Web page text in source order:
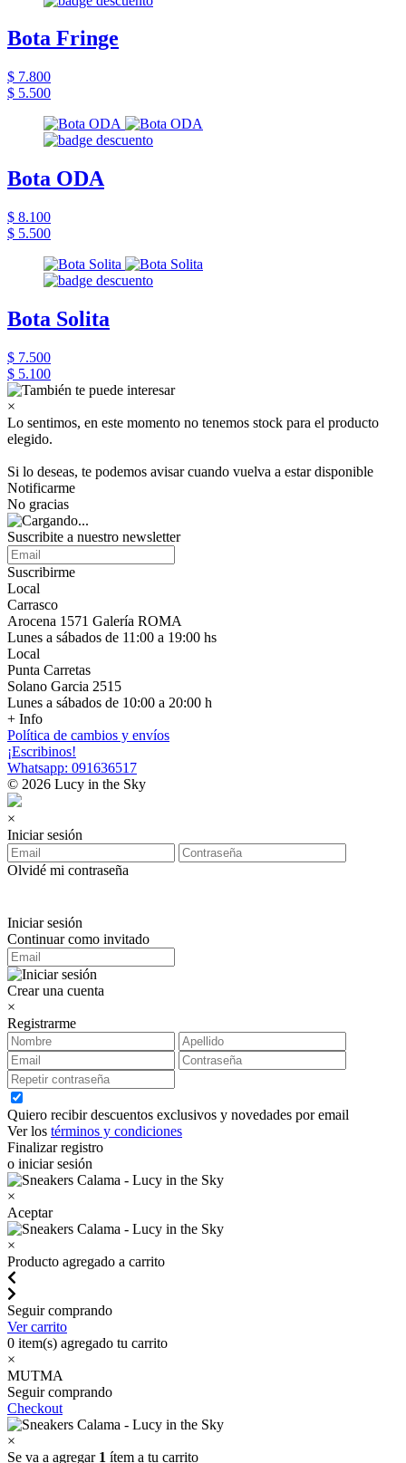
Bota Fringe
$ 7.800
$ 5.500
Bota ODA
$ 8.100
$ 5.500
Bota Solita
$ 7.500
$ 5.100
×
Lo sentimos, en este momento no tenemos stock para el producto
elegido.
Si lo deseas, te podemos avisar cuando vuelva a estar disponible
Notificarme
No gracias
Suscribite a nuestro newsletter
Suscribirme
Local
Carrasco
Arocena 1571 Galería ROMA
Lunes a sábados de 11:00 a 19:00 hs
Local
Punta Carretas
Solano Garcia 2515
Lunes a sábados de 10:00 a 20:00 h
+ Info
Política de cambios y envíos
¡Escribinos!
Whatsapp: 091636517
© 2026 Lucy in the Sky
×
Iniciar sesión
Olvidé mi contraseña
Iniciar sesión
Continuar como invitado
Crear una cuenta
×
Registrarme
Quiero recibir descuentos exclusivos y novedades por email
Ver los términos y condiciones
Finalizar registro
o iniciar sesión
×
Aceptar
×
Producto agregado a carrito
Seguir comprando
Ver carrito
0 item(s) agregado tu carrito
×
MUTMA
Seguir comprando
Checkout
×
Se va a agregar 1 ítem a tu carrito